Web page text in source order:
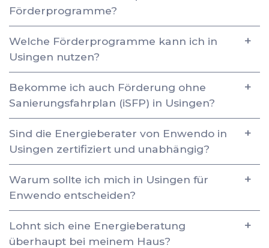
Förderprogramme?
Welche Förderprogramme kann ich in
Usingen nutzen?
Bekomme ich auch Förderung ohne
Sanierungsfahrplan (iSFP) in Usingen?
Sind die Energieberater von Enwendo in
Usingen zertifiziert und unabhängig?
Warum sollte ich mich in Usingen für
Enwendo entscheiden?
Lohnt sich eine Energieberatung
überhaupt bei meinem Haus?